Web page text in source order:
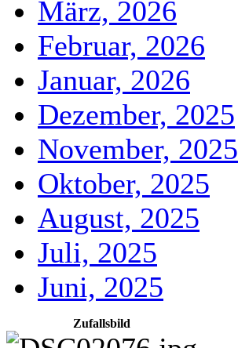
März, 2026
Februar, 2026
Januar, 2026
Dezember, 2025
November, 2025
Oktober, 2025
August, 2025
Juli, 2025
Juni, 2025
Zufallsbild